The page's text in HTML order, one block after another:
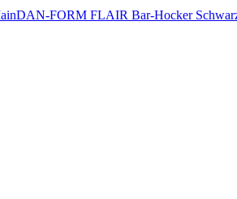
DAN-FORM FLAIR Bar-Hocker